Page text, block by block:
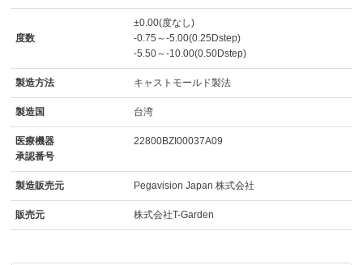
度数
±0.00(度なし)
-0.75～-5.00(0.25Dstep)
-5.50～-10.00(0.50Dstep)
製造方法 キャストモールド製法
製造国 台湾
医療機器
承認番号
22800BZI00037A09
製造販売元 Pegavision Japan 株式会社
販売元 株式会社T-Garden